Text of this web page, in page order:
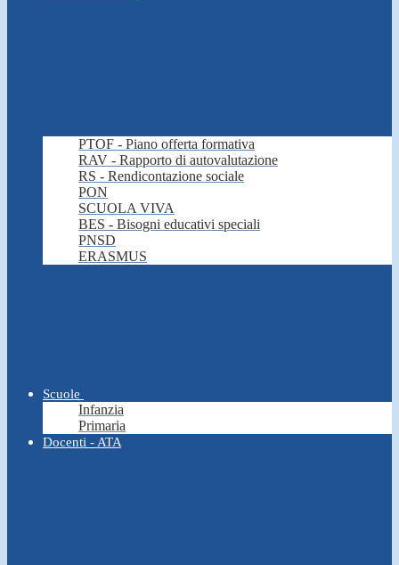
PTOF - Piano offerta formativa
RAV - Rapporto di autovalutazione
RS - Rendicontazione sociale
PON
SCUOLA VIVA
BES - Bisogni educativi speciali
PNSD
ERASMUS
Scuole
Infanzia
Primaria
Docenti - ATA